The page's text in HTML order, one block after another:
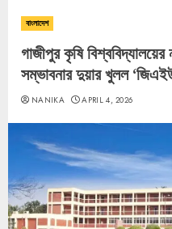
বাংলাদেশ
গাজীপুর কৃষি
সম্ভাবনার দুয়ার খুলল
NANIKA APRIL 4, 2026